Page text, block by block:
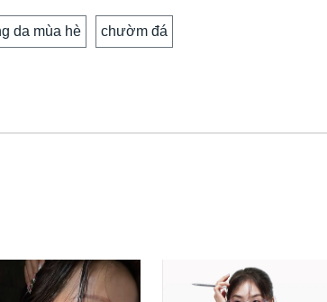
da mùa hè chườm đá